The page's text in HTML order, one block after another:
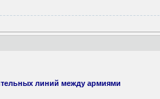
линий между армиями